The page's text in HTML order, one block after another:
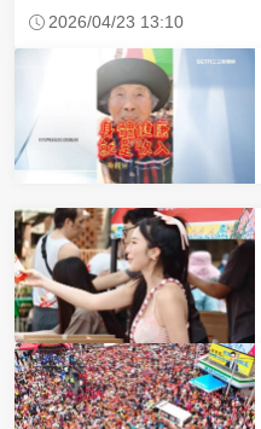
2026/04/23 13:10